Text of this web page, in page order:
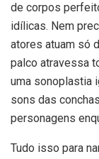
de corpos
idílicas. Nem
atores atuam só
palco atravessa
uma sonoplastia
sons das
personagens
Tudo isso para